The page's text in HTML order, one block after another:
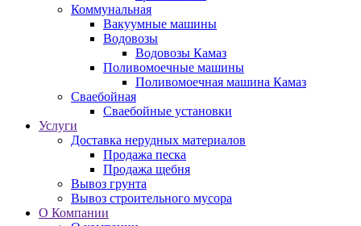
Коммунальная
Вакуумные машины
Водовозы
Водовозы Камаз
Поливомоечные машины
Поливомоечная машина Камаз
Сваебойная
Сваебойные установки
Услуги
Доставка нерудных материалов
Продажа песка
Продажа щебня
Вывоз грунта
Вывоз строительного мусора
О Компании